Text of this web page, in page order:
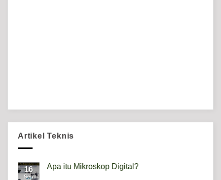
Artikel Teknis
16
Sep
Apa itu Mikroskop Digital?